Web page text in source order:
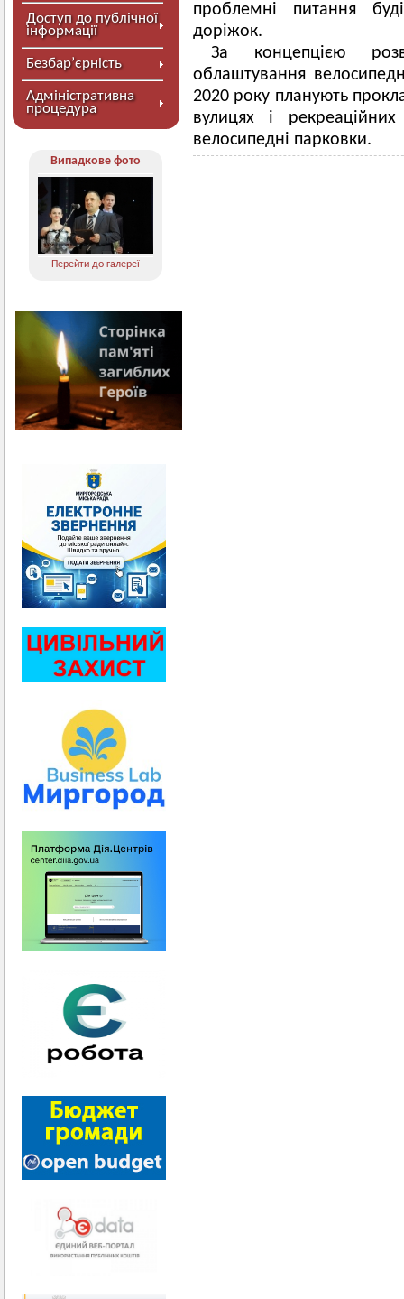
Доступ до публічної
інформації
Безбар’єрність
Адміністративна
процедура
Випадкове фото
Перейти до галереї
проблемні питання
доріжок.
За концепцією
облаштування
2020 року планують
вулицях і
велосипедні парковки.